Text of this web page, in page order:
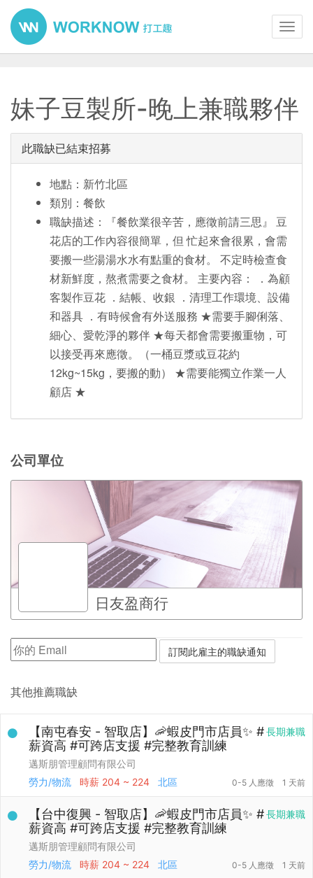
妹子豆製所-晚上兼職夥伴
此職缺已結束招募
地點：新竹北區
類別：餐飲
職缺描述：『餐飲業很辛苦，應徵前請三思』 豆
花店的工作內容很簡單，但 忙起來會很累，會需
要搬一些湯湯水水有點重的食材。 不定時檢查食
材新鮮度，熬煮需要之食材。 主要內容： ．為顧
客製作豆花 ．結帳、收銀 ．清理工作環境、設備
和器具 ．有時候會有外送服務 ★需要手腳俐落、
細心、愛乾淨的夥伴 ★每天都會需要搬重物，可
以接受再來應徵。（一桶豆漿或豆花約
12kg~15kg，要搬的動） ★需要能獨立作業一人
顧店 ★
公司單位
日友盈商行
其他推薦職缺
長期兼職
【南屯春安 - 智取店】🦐蝦皮門市店員✨ #
薪資高 #可跨店支援 #完整教育訓練
邁斯朋管理顧問有限公司
勞力/物流
時薪 204 ~ 224 北區 0-5 人應徵 1 天前
長期兼職
【台中復興 - 智取店】🦐蝦皮門市店員✨ #
薪資高 #可跨店支援 #完整教育訓練
邁斯朋管理顧問有限公司
勞力/物流
時薪 204 ~ 224 北區 0-5 人應徵 1 天前